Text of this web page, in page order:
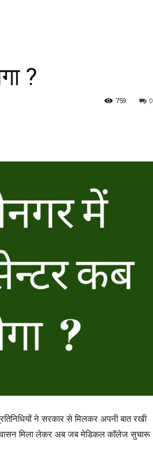
?
0
759
ने सरकार से मिलकर अपनी बात रखी
मिला लेकर अब जब मेडिकल कॉलेज सुचारू